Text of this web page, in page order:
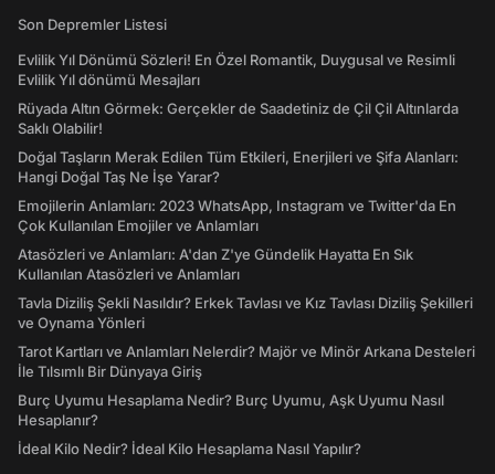
Son Depremler Listesi
Evlilik Yıl Dönümü Sözleri! En Özel Romantik, Duygusal ve Resimli
Evlilik Yıl dönümü Mesajları
Rüyada Altın Görmek: Gerçekler de Saadetiniz de Çil Çil Altınlarda
Saklı Olabilir!
Doğal Taşların Merak Edilen Tüm Etkileri, Enerjileri ve Şifa Alanları:
Hangi Doğal Taş Ne İşe Yarar?
Emojilerin Anlamları: 2023 WhatsApp, Instagram ve Twitter'da En
Çok Kullanılan Emojiler ve Anlamları
Atasözleri ve Anlamları: A'dan Z'ye Gündelik Hayatta En Sık
Kullanılan Atasözleri ve Anlamları
Tavla Diziliş Şekli Nasıldır? Erkek Tavlası ve Kız Tavlası Diziliş Şekilleri
ve Oynama Yönleri
Tarot Kartları ve Anlamları Nelerdir? Majör ve Minör Arkana Desteleri
İle Tılsımlı Bir Dünyaya Giriş
Burç Uyumu Hesaplama Nedir? Burç Uyumu, Aşk Uyumu Nasıl
Hesaplanır?
İdeal Kilo Nedir? İdeal Kilo Hesaplama Nasıl Yapılır?